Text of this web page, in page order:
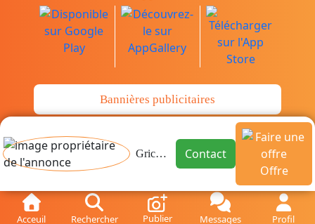
Acceuil Rechercher Publier Messages Profil
Grichi Fadi
Contact
Offre
Bannières publicitaires
© Copyright 2014-2026 Cava.tn Limited Tous
les droits sont réservés.